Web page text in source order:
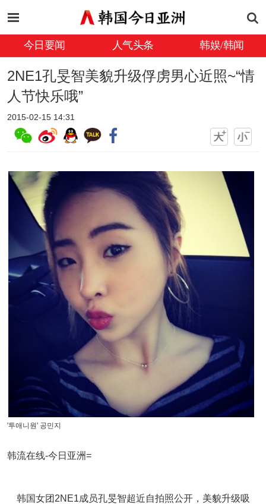
今日要闻 人气头条 韩娱/韩闻
2NE1孔旻智美貌升级俘虏男心近照~“情
人节快乐哦”
2015-02-15 14:31
'투애니원' 공민지
韩流在线-今日亚洲=
韩国女团2NE1成员孔旻智超近自拍照公开，美貌升级吸